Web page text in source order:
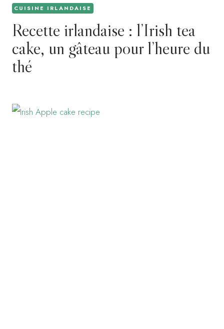
CUISINE IRLANDAISE
Recette irlandaise : l’Irish tea
cake, un gâteau pour l’heure du
thé